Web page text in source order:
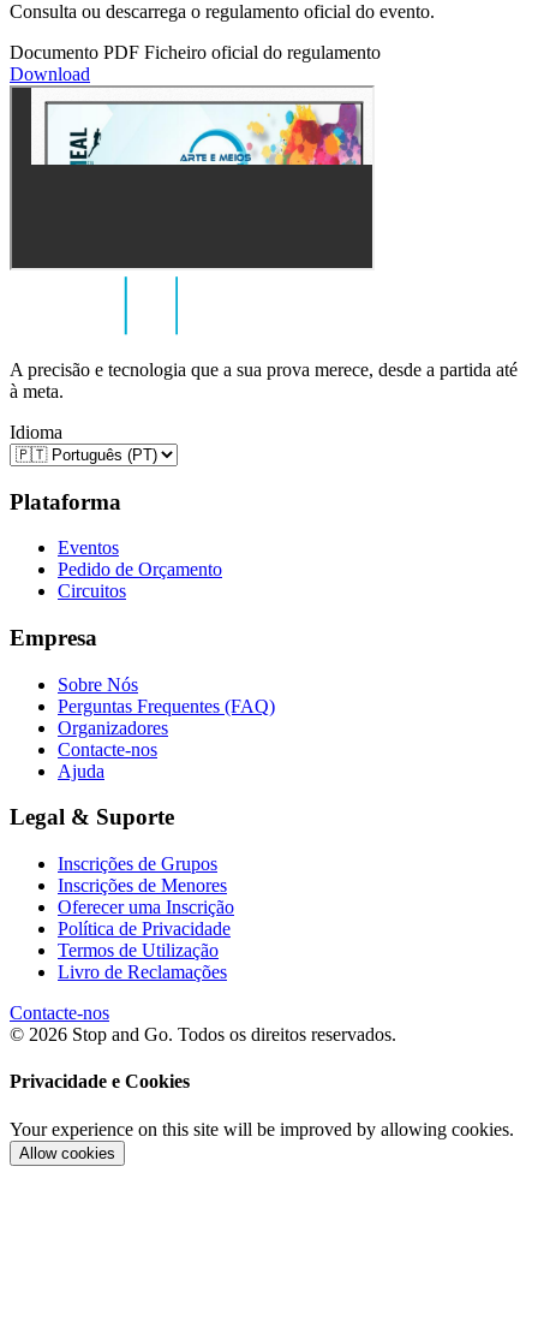
Consulta ou descarrega o regulamento oficial do evento.
Documento PDF Ficheiro oficial do regulamento
Download
A precisão e tecnologia que a sua prova merece, desde a partida até
à meta.
Idioma
Plataforma
Eventos
Pedido de Orçamento
Circuitos
Empresa
Sobre Nós
Perguntas Frequentes (FAQ)
Organizadores
Contacte-nos
Ajuda
Legal & Suporte
Inscrições de Grupos
Inscrições de Menores
Oferecer uma Inscrição
Política de Privacidade
Termos de Utilização
Livro de Reclamações
Contacte-nos
© 2026 Stop and Go. Todos os direitos reservados.
Privacidade e Cookies
Your experience on this site will be improved by allowing cookies.
Allow cookies